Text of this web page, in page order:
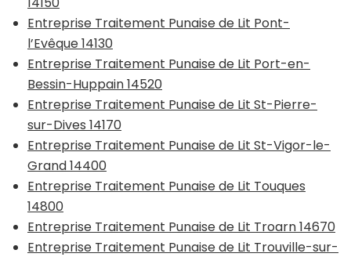
Entreprise Traitement Punaise de Lit Pont-
l’Evêque 14130
Entreprise Traitement Punaise de Lit Port-en-
Bessin-Huppain 14520
Entreprise Traitement Punaise de Lit St-Pierre-
sur-Dives 14170
Entreprise Traitement Punaise de Lit St-Vigor-le-
Grand 14400
Entreprise Traitement Punaise de Lit Touques
14800
Entreprise Traitement Punaise de Lit Troarn 14670
Entreprise Traitement Punaise de Lit Trouville-sur-